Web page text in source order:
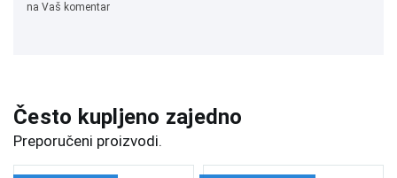
na Vaš komentar
Često kupljeno zajedno
Preporučeni proizvodi.